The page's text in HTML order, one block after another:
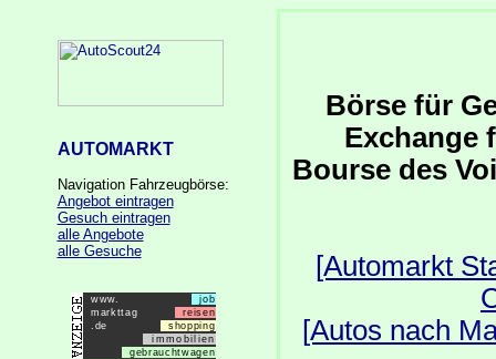
AUTOMARKT
Navigation Fahrzeugbörse:
Angebot eintragen
Gesuch eintragen
alle Angebote
alle Gesuche
www.
markttag
.de
job
reisen
shopping
immobilien
gebrauchtwagen
Börse für
Exchange
Bourse des
[Automarkt
[Autos nach